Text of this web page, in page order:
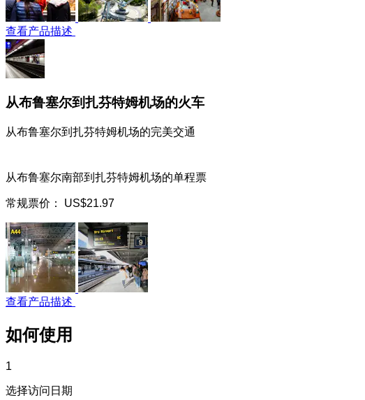
查看产品描述
从布鲁塞尔到扎芬特姆机场的火车
从布鲁塞尔到扎芬特姆机场的完美交通
从布鲁塞尔南部到扎芬特姆机场的单程票
常规票价： US$21.97
查看产品描述
如何使用
1
选择访问日期